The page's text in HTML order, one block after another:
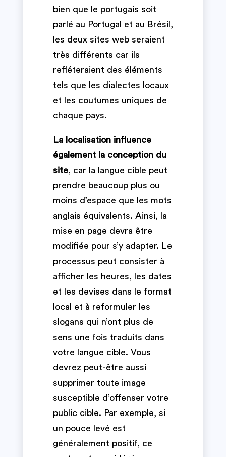
bien que le portugais soit
parlé au Portugal et au Brésil,
les deux sites web seraient
très différents car ils
refléteraient des éléments
tels que les dialectes locaux
et les coutumes uniques de
chaque pays.
La localisation influence
également la conception du
site, car la langue cible peut
prendre beaucoup plus ou
moins d’espace que les mots
anglais équivalents. Ainsi, la
mise en page devra être
modifiée pour s’y adapter. Le
processus peut consister à
afficher les heures, les dates
et les devises dans le format
local et à reformuler les
slogans qui n’ont plus de
sens une fois traduits dans
votre langue cible. Vous
devrez peut-être aussi
supprimer toute image
susceptible d’offenser votre
public cible. Par exemple, si
un pouce levé est
généralement positif, ce